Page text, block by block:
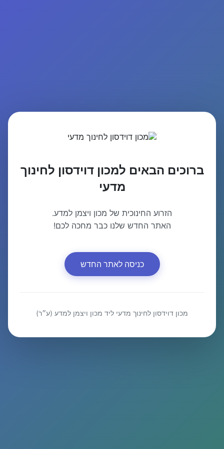
ברוכים הבאים למכון דוידסון לחינוך
מדעי
הזרוע החינוכית של מכון ויצמן למדע.
האתר החדש שלנו כבר מחכה לכם!
כניסה לאתר החדש
מכון דוידסון לחינוך מדעי ליד מכון ויצמן למדע (ע״ר)